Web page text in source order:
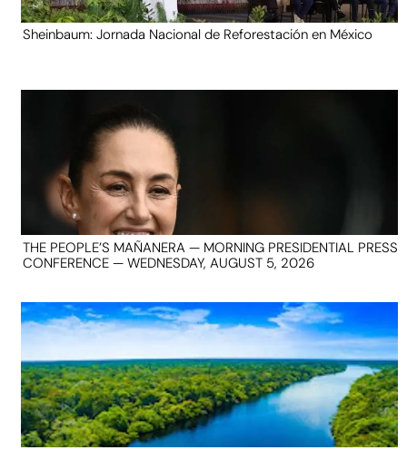
Sheinbaum: Jornada Nacional de Reforestación en México
THE PEOPLE’S MAÑANERA — MORNING PRESIDENTIAL PRESS
CONFERENCE — WEDNESDAY, AUGUST 5, 2026